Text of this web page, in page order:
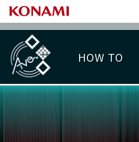
HOW TO
PLAY DATA TOP